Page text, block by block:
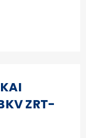
ZRT-